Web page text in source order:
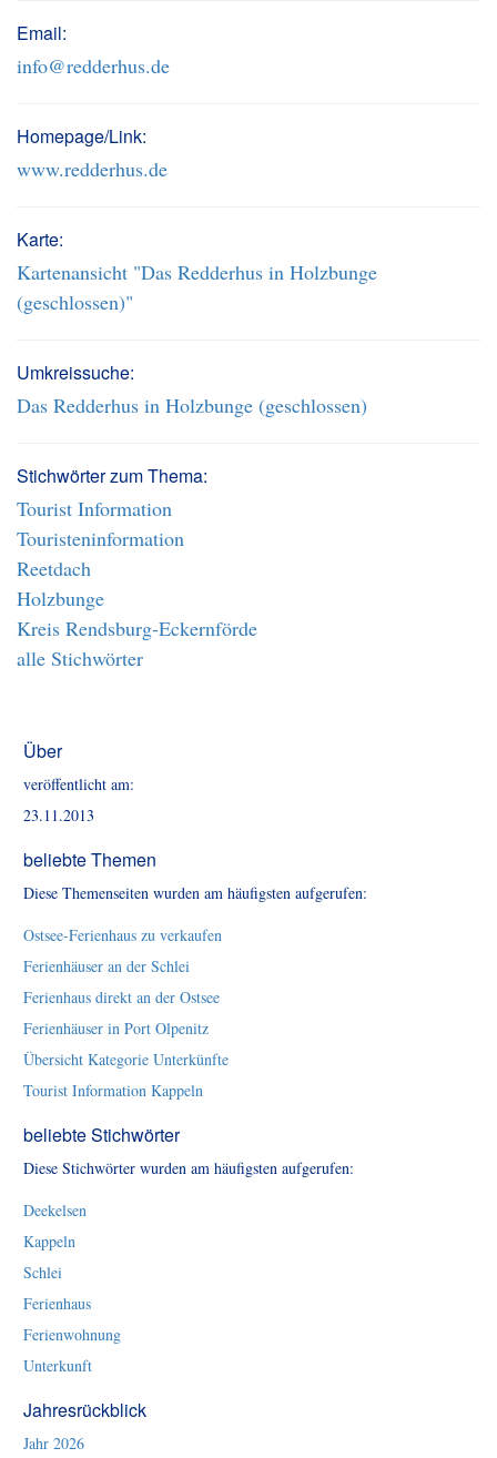
Email:
info@redderhus.de
Homepage/Link:
www.redderhus.de
Karte:
Kartenansicht "Das Redderhus in Holzbunge
(geschlossen)"
Umkreissuche:
Das Redderhus in Holzbunge (geschlossen)
Stichwörter zum Thema:
Tourist Information
Touristeninformation
Reetdach
Holzbunge
Kreis Rendsburg-Eckernförde
alle Stichwörter
Über
veröffentlicht am:
23.11.2013
beliebte Themen
Diese Themenseiten wurden am häufigsten aufgerufen:
Ostsee-Ferienhaus zu verkaufen
Ferienhäuser an der Schlei
Ferienhaus direkt an der Ostsee
Ferienhäuser in Port Olpenitz
Übersicht Kategorie Unterkünfte
Tourist Information Kappeln
beliebte Stichwörter
Diese Stichwörter wurden am häufigsten aufgerufen:
Deekelsen
Kappeln
Schlei
Ferienhaus
Ferienwohnung
Unterkunft
Jahresrückblick
Jahr 2026